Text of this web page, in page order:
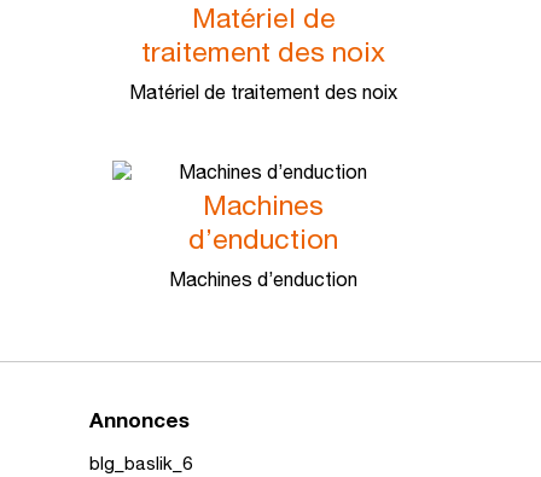
Matériel de
traitement des noix
Matériel de traitement des noix
Machines
d’enduction
Machines d’enduction
Annonces
blg_baslik_6